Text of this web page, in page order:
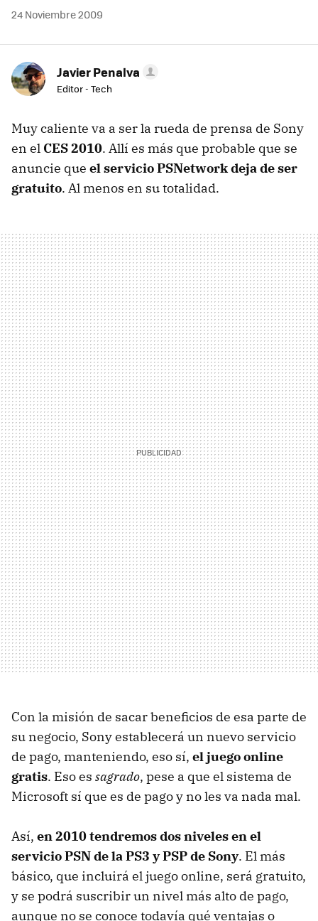
24 Noviembre 2009
Javier Penalva
Editor - Tech
Muy caliente va a ser la rueda de prensa de Sony
en el CES 2010. Allí es más que probable que se
anuncie que el servicio PSNetwork deja de ser
gratuito. Al menos en su totalidad.
Con la misión de sacar beneficios de esa parte de
su negocio, Sony establecerá un nuevo servicio
de pago, manteniendo, eso sí, el juego online
gratis. Eso es sagrado, pese a que el sistema de
Microsoft sí que es de pago y no les va nada mal.
Así, en 2010 tendremos dos niveles en el
servicio PSN de la PS3 y PSP de Sony. El más
básico, que incluirá el juego online, será gratuito,
y se podrá suscribir un nivel más alto de pago,
aunque no se conoce todavía qué ventajas o